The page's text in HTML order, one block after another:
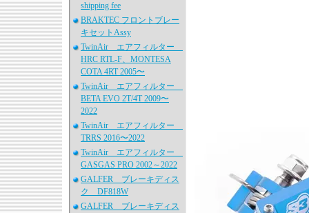
shipping fee
BRAKTEC フロントブレー
キセットAssy
TwinAir エアフィルター
HRC RTL-F、MONTESA
COTA 4RT 2005〜
TwinAir エアフィルター
BETA EVO 2T/4T 2009〜
2022
TwinAir エアフィルター
TRRS 2016〜2022
TwinAir エアフィルター
GASGAS PRO 2002～2022
GALFER ブレーキディス
ク DF818W
GALFER ブレーキディス